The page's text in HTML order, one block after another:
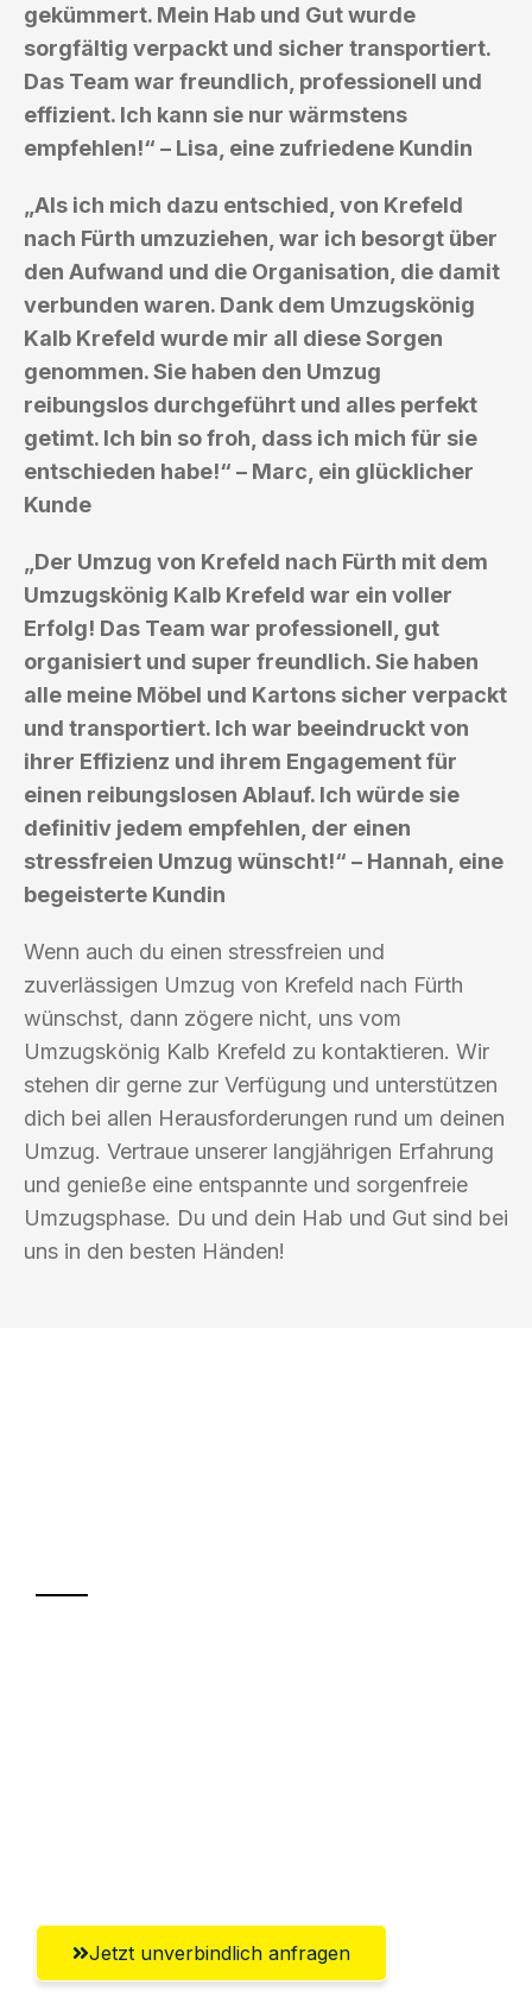
gekümmert. Mein Hab und Gut wurde
sorgfältig verpackt und sicher transportiert.
Das Team war freundlich, professionell und
effizient. Ich kann sie nur wärmstens
empfehlen!“ – Lisa, eine zufriedene Kundin
„Als ich mich dazu entschied, von Krefeld
nach Fürth umzuziehen, war ich besorgt über
den Aufwand und die Organisation, die damit
verbunden waren. Dank dem Umzugskönig
Kalb Krefeld wurde mir all diese Sorgen
genommen. Sie haben den Umzug
reibungslos durchgeführt und alles perfekt
getimt. Ich bin so froh, dass ich mich für sie
entschieden habe!“ – Marc, ein glücklicher
Kunde
„Der Umzug von Krefeld nach Fürth mit dem
Umzugskönig Kalb Krefeld war ein voller
Erfolg! Das Team war professionell, gut
organisiert und super freundlich. Sie haben
alle meine Möbel und Kartons sicher verpackt
und transportiert. Ich war beeindruckt von
ihrer Effizienz und ihrem Engagement für
einen reibungslosen Ablauf. Ich würde sie
definitiv jedem empfehlen, der einen
stressfreien Umzug wünscht!“ – Hannah, eine
begeisterte Kundin
Wenn auch du einen stressfreien und
zuverlässigen Umzug von Krefeld nach Fürth
wünschst, dann zögere nicht, uns vom
Umzugskönig Kalb Krefeld zu kontaktieren. Wir
stehen dir gerne zur Verfügung und unterstützen
dich bei allen Herausforderungen rund um deinen
Umzug. Vertraue unserer langjährigen Erfahrung
und genieße eine entspannte und sorgenfreie
Umzugsphase. Du und dein Hab und Gut sind bei
uns in den besten Händen!
Jetzt unverbindlich anfragen